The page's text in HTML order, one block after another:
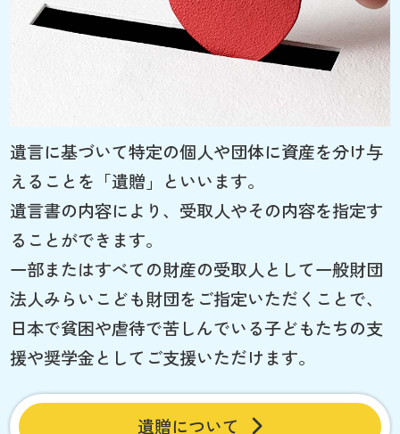
遺言に基づいて特定の個人や団体に資産を分け与
えることを「遺贈」といいます。
遺言書の内容により、受取人やその内容を指定す
ることができます。
一部またはすべての財産の受取人として一般財団
法人みらいこども財団をご指定いただくことで、
日本で貧困や虐待で苦しんでいる子どもたちの支
援や奨学金としてご支援いただけます。
遺贈について